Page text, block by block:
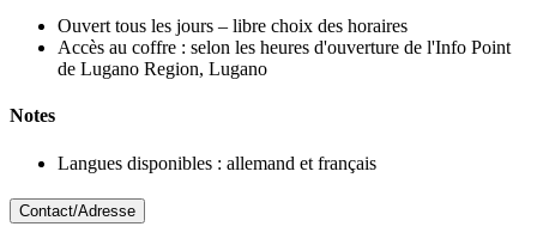
Ouvert tous les jours – libre choix des horaires
Accès au coffre : selon les heures d'ouverture de l'Info Point
de Lugano Region, Lugano
Notes
Langues disponibles : allemand et français
Contact/Adresse